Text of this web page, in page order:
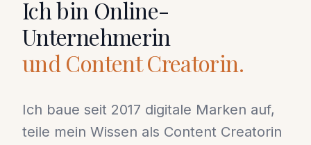
Ich bin Online-
Unternehmerin
und Content Creatorin.
Ich baue seit 2017 digitale Marken auf,
teile mein Wissen als Content Creatorin